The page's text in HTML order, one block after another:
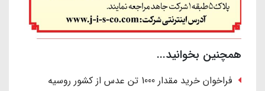
همچنین بخوانید...
فراخوان خرید مقدار 1000 تن عدس از کشور روسیه